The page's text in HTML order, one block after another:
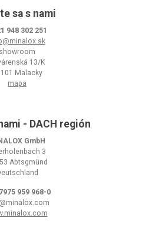
sa s nami
948 302 251
showroom
13/K
Malacky
mapa
- DACH región
GmbH
3
Abtsgmünd
959 968-0